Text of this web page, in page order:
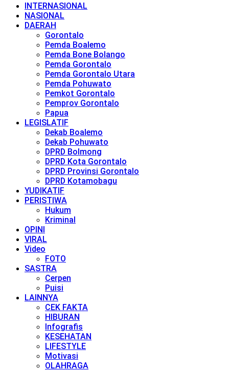
INTERNASIONAL
NASIONAL
DAERAH
Gorontalo
Pemda Boalemo
Pemda Bone Bolango
Pemda Gorontalo
Pemda Gorontalo Utara
Pemda Pohuwato
Pemkot Gorontalo
Pemprov Gorontalo
Papua
LEGISLATIF
Dekab Boalemo
Dekab Pohuwato
DPRD Bolmong
DPRD Kota Gorontalo
DPRD Provinsi Gorontalo
DPRD Kotamobagu
YUDIKATIF
PERISTIWA
Hukum
Kriminal
OPINI
VIRAL
Video
FOTO
SASTRA
Cerpen
Puisi
LAINNYA
CEK FAKTA
HIBURAN
Infografis
KESEHATAN
LIFESTYLE
Motivasi
OLAHRAGA